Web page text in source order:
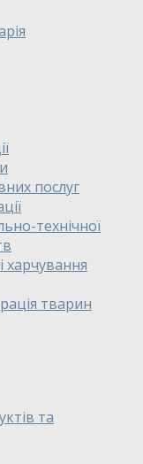
послуг
технічної
харчування
тварин
та